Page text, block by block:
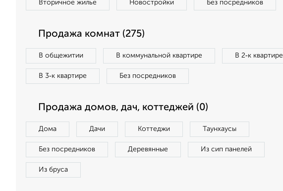
Вторичное жилье Новостройки Без посредников
Продажа комнат (275)
В общежитии В коммунальной квартире В 2‑к квартире
В 3‑к квартире Без посредников
Продажа домов, дач, коттеджей (0)
Дома Дачи Коттеджи Таунхаусы
Без посредников Деревянные Из сип панелей
Из бруса